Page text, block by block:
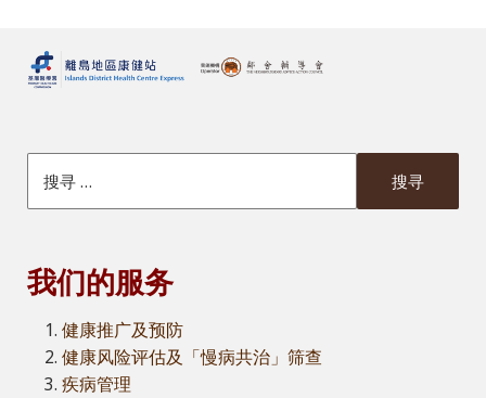
我们的服务
健康推广及预防
健康风险评估及「慢病共治」筛查
疾病管理